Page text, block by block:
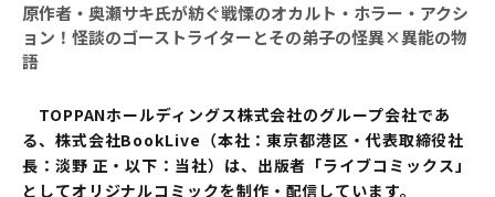
原作者・奥瀬サキ氏が紡ぐ戦慄のオカルト・ホラー・アクシ
ョン！怪談のゴーストライターとその弟子の怪異×異能の物
語
TOPPANホールディングス株式会社のグループ会社であ
る、株式会社BookLive（本社：東京都港区・代表取締役社
長：淡野 正・以下：当社）は、出版者「ライブコミックス」
としてオリジナルコミックを制作・配信しています。